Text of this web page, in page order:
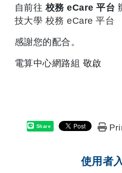
自前往校務 eCare 平台
技大學 校務 eCare 平台
感謝您的配合。
電算中心網路組 敬啟
Share
使用者